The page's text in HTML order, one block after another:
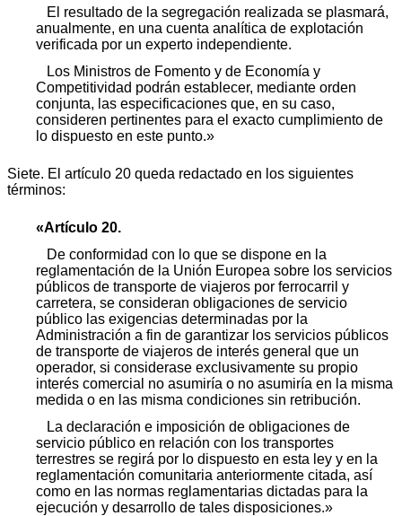
El resultado de la segregación realizada se plasmará,
anualmente, en una cuenta analítica de explotación
verificada por un experto independiente.
Los Ministros de Fomento y de Economía y
Competitividad podrán establecer, mediante orden
conjunta, las especificaciones que, en su caso,
consideren pertinentes para el exacto cumplimiento de
lo dispuesto en este punto.»
Siete. El artículo 20 queda redactado en los siguientes
términos:
«Artículo 20.
De conformidad con lo que se dispone en la
reglamentación de la Unión Europea sobre los servicios
públicos de transporte de viajeros por ferrocarril y
carretera, se consideran obligaciones de servicio
público las exigencias determinadas por la
Administración a fin de garantizar los servicios públicos
de transporte de viajeros de interés general que un
operador, si considerase exclusivamente su propio
interés comercial no asumiría o no asumiría en la misma
medida o en las misma condiciones sin retribución.
La declaración e imposición de obligaciones de
servicio público en relación con los transportes
terrestres se regirá por lo dispuesto en esta ley y en la
reglamentación comunitaria anteriormente citada, así
como en las normas reglamentarias dictadas para la
ejecución y desarrollo de tales disposiciones.»